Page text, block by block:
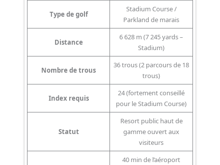
Type de golf
Stadium Course /
Parkland de marais
Distance
6 628 m (7 245 yards –
Stadium)
Nombre de trous
36 trous (2 parcours de 18
trous)
Index requis
24 (fortement conseillé
pour le Stadium Course)
Statut
Resort public haut de
gamme ouvert aux
visiteurs
40 min de l’aéroport